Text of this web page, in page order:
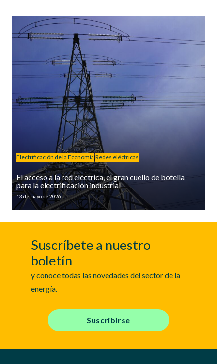
Electrificación de la Economía Redes eléctricas
El acceso a la red eléctrica, el gran cuello de botella
para la electrificación industrial
13 de mayo de 2026
Suscríbete a nuestro
boletín
y conoce todas las novedades del sector de la
energía.
Suscribirse